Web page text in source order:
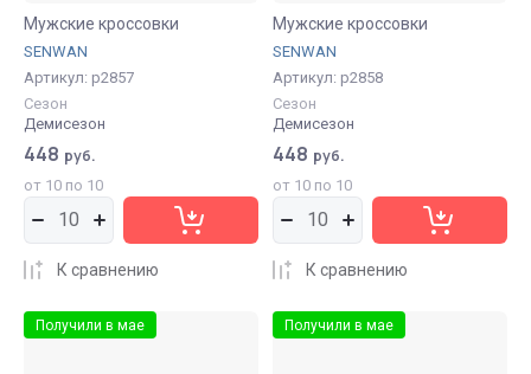
Мужские кроссовки
SENWAN
Артикул: р2857
Сезон
Демисезон
448 руб.
от 10 по 10
К сравнению
Мужские кроссовки
SENWAN
Артикул: р2858
Сезон
Демисезон
448 руб.
от 10 по 10
К сравнению
Получили в мае Получили в мае